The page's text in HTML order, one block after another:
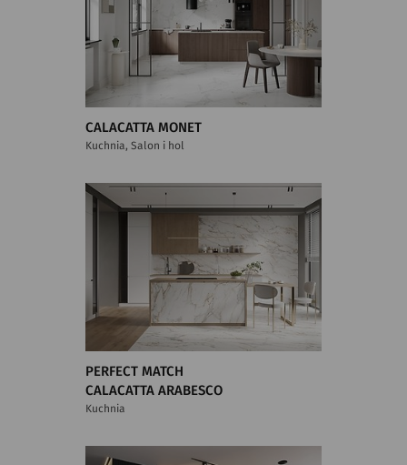
CALACATTA MONET
Kuchnia, Salon i hol
PERFECT MATCH
CALACATTA ARABESCO
Kuchnia